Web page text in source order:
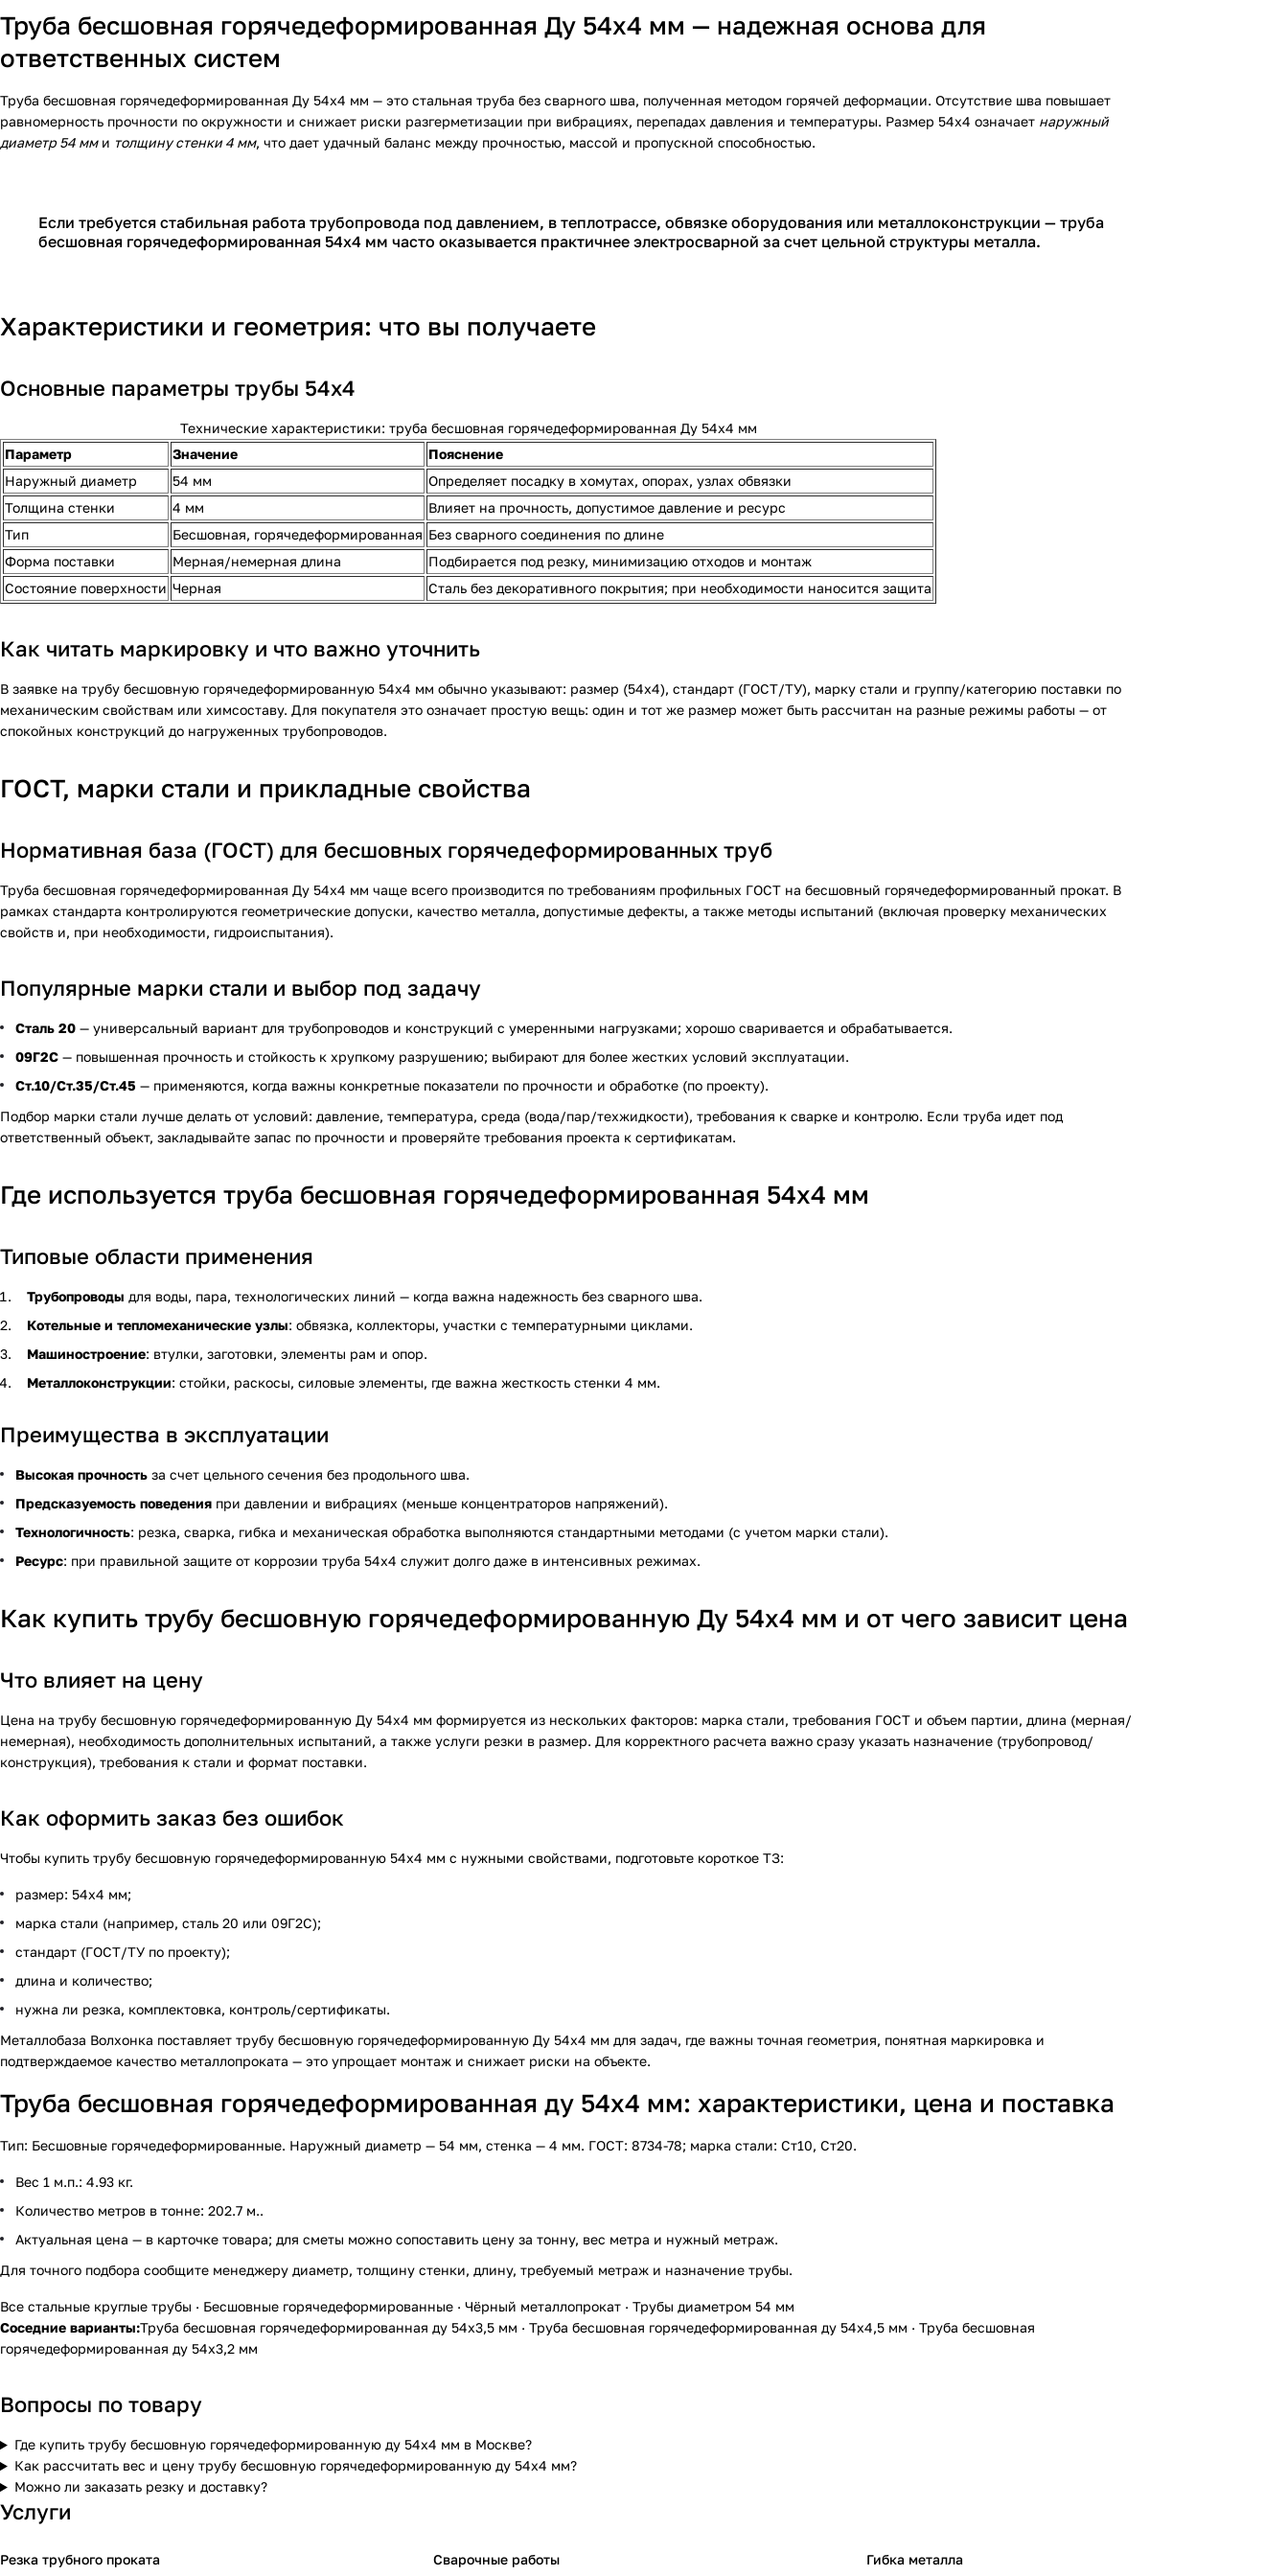
Труба бесшовная горячедеформированная Ду 54х4 мм — надежная основа для
ответственных систем
Труба бесшовная горячедеформированная Ду 54х4 мм — это стальная труба без сварного шва, полученная методом горячей деформации. Отсутствие шва повышает
равномерность прочности по окружности и снижает риски разгерметизации при вибрациях, перепадах давления и температуры. Размер 54х4 означает наружный
диаметр 54 мми толщину стенки 4 мм, что дает удачный баланс между прочностью, массой и пропускной способностью.
Если требуется стабильная работа трубопровода под давлением, в теплотрассе, обвязке оборудования или металлоконструкции — труба
бесшовная горячедеформированная 54х4 мм часто оказывается практичнее электросварной за счет цельной структуры металла.
Характеристики и геометрия: что вы получаете
Основные параметры трубы 54х4
Технические характеристики: труба бесшовная горячедеформированная Ду 54х4 мм
Параметр
Значение
Пояснение
Наружный диаметр
54 мм
Определяет посадку в хомутах, опорах, узлах обвязки
Толщина стенки
4 мм
Влияет на прочность, допустимое давление и ресурс
Тип
Бесшовная, горячедеформированная Без сварного соединения по длине
Форма поставки
Мерная/немерная длина
Подбирается под резку, минимизацию отходов и монтаж
Состояние поверхности Черная Сталь без декоративного покрытия; при необходимости наносится защита
Как читать маркировку и что важно уточнить
В заявке на трубу бесшовную горячедеформированную 54х4 мм обычно указывают: размер (54х4), стандарт (ГОСТ/ТУ), марку стали и группу/категорию поставки по
механическим свойствам или химсоставу. Для покупателя это означает простую вещь: один и тот же размер может быть рассчитан на разные режимы работы — от
спокойных конструкций до нагруженных трубопроводов.
ГОСТ, марки стали и прикладные свойства
Нормативная база (ГОСТ) для бесшовных горячедеформированных труб
Труба бесшовная горячедеформированная Ду 54х4 мм чаще всего производится по требованиям профильных ГОСТ на бесшовный горячедеформированный прокат. В
рамках стандарта контролируются геометрические допуски, качество металла, допустимые дефекты, а также методы испытаний (включая проверку механических
свойств и, при необходимости, гидроиспытания).
Популярные марки стали и выбор под задачу
Сталь 20 — универсальный вариант для трубопроводов и конструкций с умеренными нагрузками; хорошо сваривается и обрабатывается.
09Г2С — повышенная прочность и стойкость к хрупкому разрушению; выбирают для более жестких условий эксплуатации.
Ст.10/Ст.35/Ст.45 — применяются, когда важны конкретные показатели по прочности и обработке (по проекту).
Подбор марки стали лучше делать от условий: давление, температура, среда (вода/пар/техжидкости), требования к сварке и контролю. Если труба идет под
ответственный объект, закладывайте запас по прочности и проверяйте требования проекта к сертификатам.
Где используется труба бесшовная горячедеформированная 54х4 мм
Типовые области применения
Трубопроводы для воды, пара, технологических линий — когда важна надежность без сварного шва.
Котельные и тепломеханические узлы: обвязка, коллекторы, участки с температурными циклами.
Машиностроение: втулки, заготовки, элементы рам и опор.
Металлоконструкции: стойки, раскосы, силовые элементы, где важна жесткость стенки 4 мм.
Преимущества в эксплуатации
Высокая прочность за счет цельного сечения без продольного шва.
Предсказуемость поведения при давлении и вибрациях (меньше концентраторов напряжений).
Технологичность: резка, сварка, гибка и механическая обработка выполняются стандартными методами (с учетом марки стали).
Ресурс: при правильной защите от коррозии труба 54х4 служит долго даже в интенсивных режимах.
Как купить трубу бесшовную горячедеформированную Ду 54х4 мм и от чего зависит цена
Что влияет на цену
Цена на трубу бесшовную горячедеформированную Ду 54х4 мм формируется из нескольких факторов: марка стали, требования ГОСТ и объем партии, длина (мерная/
немерная), необходимость дополнительных испытаний, а также услуги резки в размер. Для корректного расчета важно сразу указать назначение (трубопровод/
конструкция), требования к стали и формат поставки.
Как оформить заказ без ошибок
Чтобы купить трубу бесшовную горячедеформированную 54х4 мм с нужными свойствами, подготовьте короткое ТЗ:
размер: 54х4 мм;
марка стали (например, сталь 20 или 09Г2С);
стандарт (ГОСТ/ТУ по проекту);
длина и количество;
нужна ли резка, комплектовка, контроль/сертификаты.
Металлобаза Волхонка поставляет трубу бесшовную горячедеформированную Ду 54х4 мм для задач, где важны точная геометрия, понятная маркировка и
подтверждаемое качество металлопроката — это упрощает монтаж и снижает риски на объекте.
Труба бесшовная горячедеформированная ду 54х4 мм: характеристики, цена и поставка
Тип: Бесшовные горячедеформированные. Наружный диаметр — 54 мм, стенка — 4 мм. ГОСТ: 8734-78; марка стали: Ст10, Ст20.
Вес 1 м.п.: 4.93 кг.
Количество метров в тонне: 202.7 м..
Актуальная цена — в карточке товара; для сметы можно сопоставить цену за тонну, вес метра и нужный метраж.
Для точного подбора сообщите менеджеру диаметр, толщину стенки, длину, требуемый метраж и назначение трубы.
Все стальные круглые трубы · Бесшовные горячедеформированные · Чёрный металлопрокат · Трубы диаметром 54 мм
Соседние варианты:Труба бесшовная горячедеформированная ду 54х3,5 мм · Труба бесшовная горячедеформированная ду 54х4,5 мм · Труба бесшовная
горячедеформированная ду 54х3,2 мм
Вопросы по товару
Где купить трубу бесшовную горячедеформированную ду 54х4 мм в Москве?
Как рассчитать вес и цену трубу бесшовную горячедеформированную ду 54х4 мм?
Можно ли заказать резку и доставку?
Услуги
Резка трубного проката Сварочные работы Гибка металла